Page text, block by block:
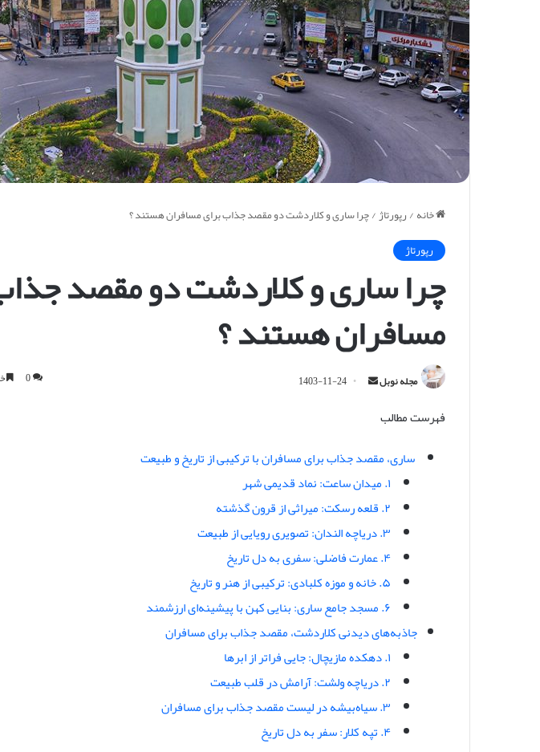
خانه/رپورتاژ/چرا ساری و کلاردشت دو مقصد جذاب برای مسافران هستند ؟
رپورتاژ
چرا ساری و کلاردشت دو مقصد
مسافران هستند ؟
مجله نوبل
ل
ی
م
ی
ل
1403-11-24
0
فهرست مطالب
ساری، مقصد جذاب برای مسافران با ترکیبی از تاریخ و طبیعت
جاذبه‌های دیدنی کلاردشت، مقصد جذاب برای مسافران